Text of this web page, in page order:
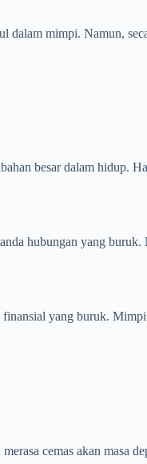
mimpi. Namun,
besar dalam hidup.
hubungan yang
yang buruk.
cemas akan masa